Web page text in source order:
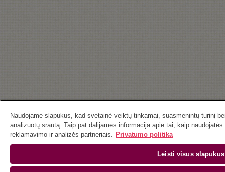
Naudojame slapukus, kad svetainė veiktų tinkamai, suasmenintų turinį
analizuotų srautą. Taip pat dalijamės informacija apie tai, kaip
reklamavimo ir analizės partneriais. Privatumo politika
Leisti visus slapukus